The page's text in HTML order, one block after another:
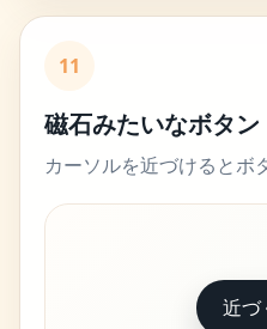
11
磁石みたいなボタン
カーソルを近づけるとボ
近づ